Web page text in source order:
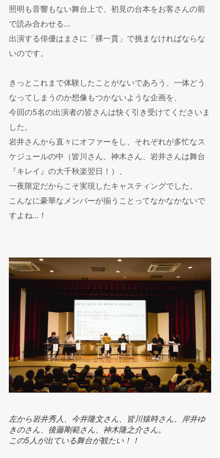
照明も音響もない舞台上で、初見の台本をお客さんの前
で読み合わせる…
出演する俳優はまさに「裸一貫」で挑まなければならな
いのです。
きっとこれまで体験したことがないであろう、一体どう
なってしまうのか想像もつかないような企画を、
今回の5名の出演者の皆さんは快く引き受けてくださいま
した。
岩井さんから直々にオファーをし、それぞれが多忙なス
ケジュールの中（皆川さん、神木さん、岩井さんは舞台
『キレイ』の大千秋楽翌日！）、
一夜限定だからこそ実現したキャスティングでした。
こんなに豪華なメンバーが揃うことってなかなかないで
すよね…！
左から岩井秀人、今井隆文さん、皆川猿時さん、岸井ゆ
きのさん、後藤剛範さん、神木隆之介さん。
この5人が出ている舞台が観たい！！